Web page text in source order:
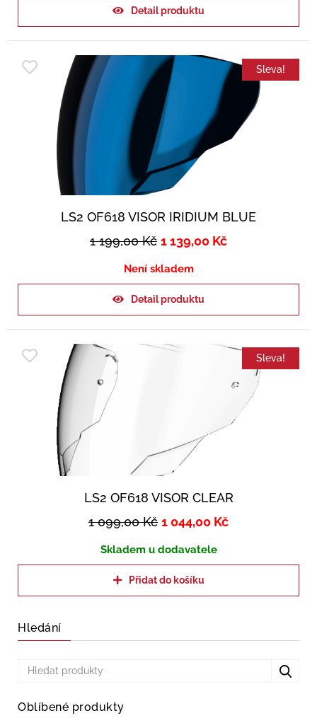
Detail produktu
Sleva!
LS2 OF618 VISOR IRIDIUM BLUE
1 199,00Kč 1 139,00 Kč
Není skladem
Detail produktu
Sleva!
LS2 OF618 VISOR CLEAR
1 099,00Kč 1 044,00 Kč
Skladem u dodavatele
Přidat do košíku
Hledání
Oblíbené produkty